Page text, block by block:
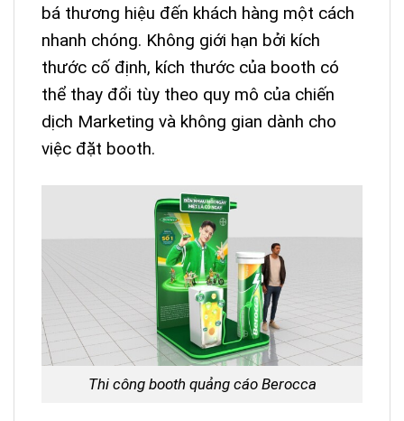
bá thương hiệu đến khách hàng một cách
nhanh chóng. Không giới hạn bởi kích
thước cố định, kích thước của booth có
thể thay đổi tùy theo quy mô của chiến
dịch Marketing và không gian dành cho
việc đặt booth.
Thi công booth quảng cáo Berocca